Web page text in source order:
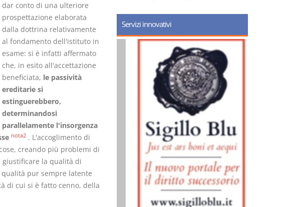
dar conto di una ulteriore
prospettazione elaborata
dalla dottrina relativamente
al fondamento dell'istituto in
esame: si è infatti affermato
che, in esito all'accettazione
beneficiata, le passività
ereditarie si
estinguerebbero,
determinandosi
parallelamente l'insorgenza
nota2. L'accoglimento di
creando più problemi di
la qualità di
pur sempre latente
di cui si è fatto cenno, della
Servizi innovativi